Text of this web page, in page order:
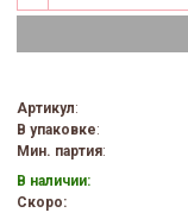
Артикул:
В упаковке:
Мин. партия:
В наличии:
Скоро: